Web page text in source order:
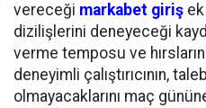
vereceği markabet giriş
dizilişlerini deneyeceği
verme temposu ve
deneyimli çalıştırıcının,
olmayacaklarını maç